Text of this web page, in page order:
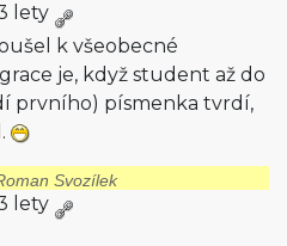
lety
k všeobecné
je, když student až do
prvního) písmenka tvrdí,
Svozílek
lety